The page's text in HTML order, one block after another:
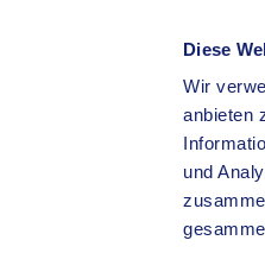
Diese
Wir
anbieten
und